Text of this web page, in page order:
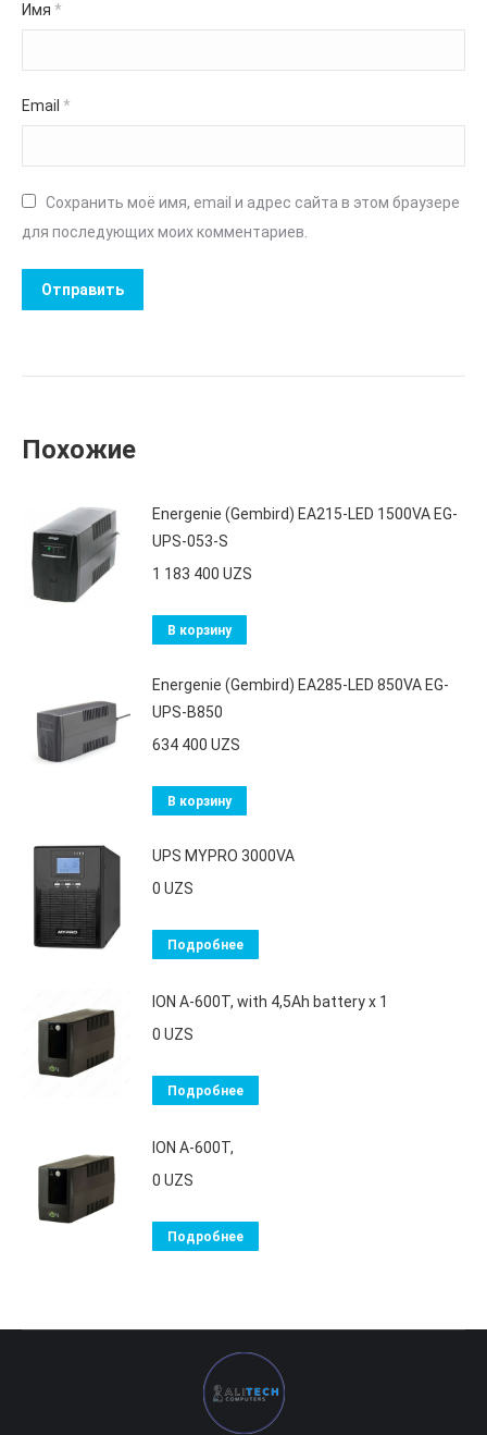
Имя *
Email *
Сохранить моё имя, email и адрес сайта в этом браузере
для последующих моих комментариев.
Похожие
Energenie (Gembird) EA215-LED 1500VA EG-
UPS-053-S
1 183 400 UZS
В корзину
Energenie (Gembird) EA285-LED 850VA EG-
UPS-B850
634 400 UZS
В корзину
UPS MYPRO 3000VA
0 UZS
Подробнее
ION A-600T, with 4,5Ah battery х 1
0 UZS
Подробнее
ION A-600T,
0 UZS
Подробнее